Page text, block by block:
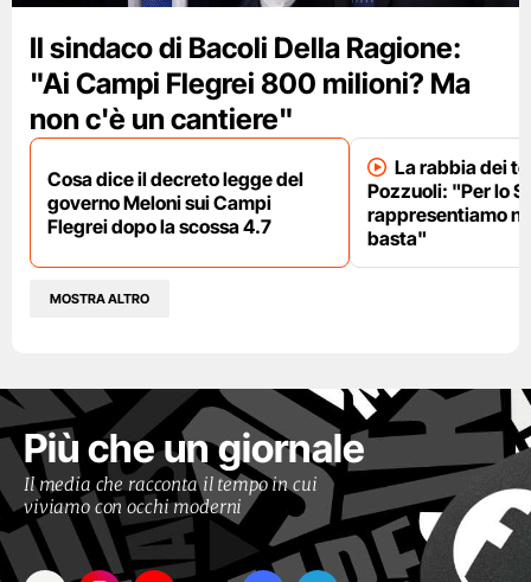
Il sindaco di Bacoli Della Ragione:
"Ai Campi Flegrei 800 milioni? Ma
non c'è un cantiere"
Cosa dice il decreto legge del
governo Meloni sui Campi
Flegrei dopo la scossa 4.7
La rabbia dei
Pozzuoli: "Per lo
rappresentiamo
basta"
MOSTRA ALTRO
Più che un giornale
Il media che racconta il tempo in cui
viviamo con occhi moderni